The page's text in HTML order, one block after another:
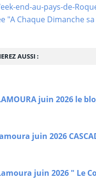
AUSSI :
end-au-pays-de-
"A Chaque Dimanche sa